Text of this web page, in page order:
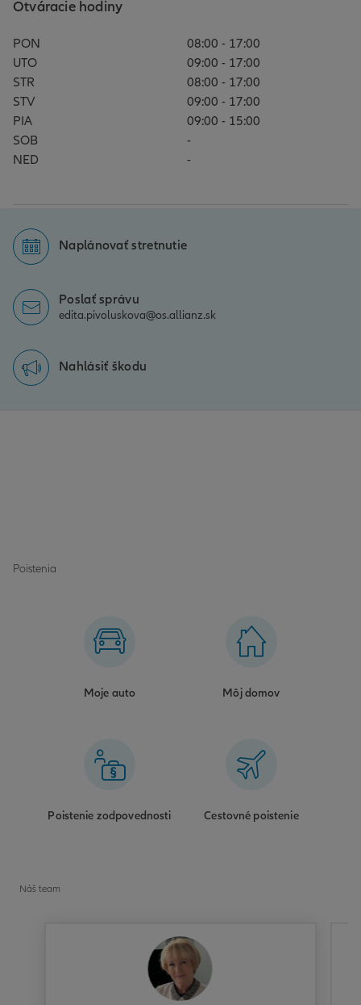
Otváracie hodiny
PON
08:00 - 17:00
UTO
09:00 - 17:00
STR
08:00 - 17:00
STV
09:00 - 17:00
PIA
09:00 - 15:00
SOB
-
NED
-
Naplánovať stretnutie
Poslať správu
edita.pivoluskova@os.allianz.sk
Nahlásiť škodu
Poistenia
Moje auto Môj domov
Poistenie zodpovednosti Cestovné poistenie
Náš team